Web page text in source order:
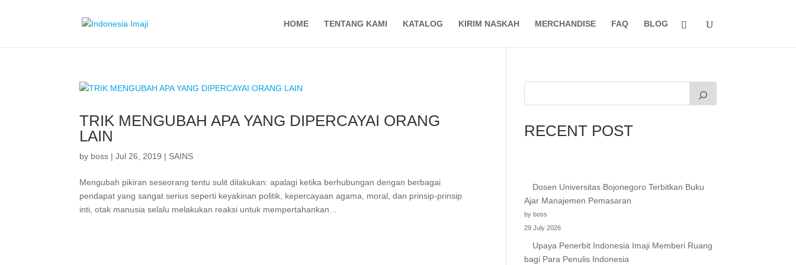
HOME TENTANG KAMI KATALOG KIRIM NASKAH MERCHANDISE FAQ BLOG
TRIK MENGUBAH APA YANG DIPERCAYAI ORANG
LAIN
by boss |Jul 26, 2019 | SAINS
Mengubah pikiran seseorang tentu sulit dilakukan: apalagi ketika berhubungan dengan berbagai
pendapat yang sangat serius seperti keyakinan politik, kepercayaan agama, moral, dan prinsip-prinsip
inti, otak manusia selalu melakukan reaksi untuk mempertahankan...
RECENT POST
Dosen Universitas Bojonegoro Terbitkan Buku
Ajar Manajemen Pemasaran
by boss
29 July 2026
Upaya Penerbit Indonesia Imaji Memberi Ruang
bagi Para Penulis Indonesia